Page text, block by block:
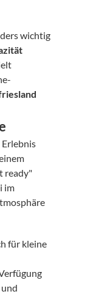
wichtig
Erlebnis
ready"
im
für kleine